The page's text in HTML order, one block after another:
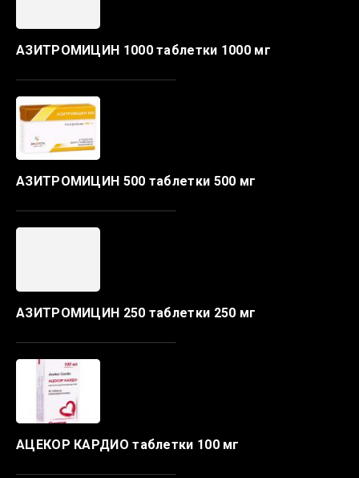
АЗИТРОМИЦИН 1000 таблетки 1000 мг
АЗИТРОМИЦИН 500 таблетки 500 мг
АЗИТРОМИЦИН 250 таблетки 250 мг
АЦЕКОР КАРДИО таблетки 100 мг